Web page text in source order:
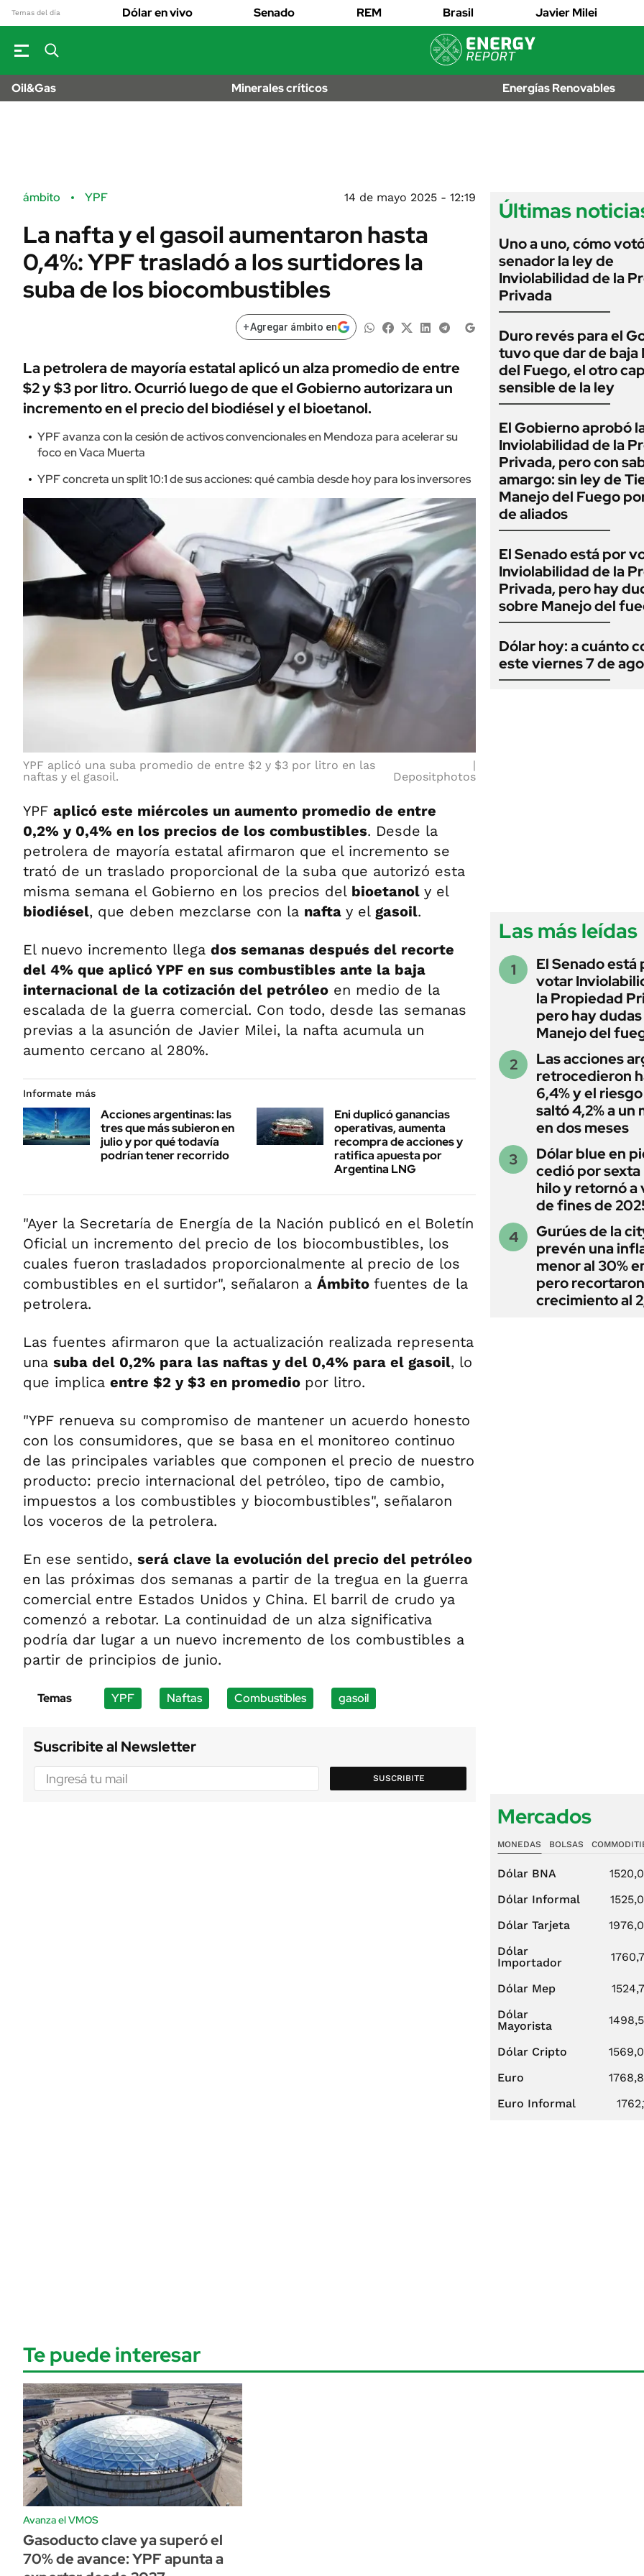
Temas del día Dólar en vivo Senado REM Brasil Javier Milei
Banco de Datos
FINANZAS
Dólar
Real Estate
Sustentabilidad
ENERGY REPORT
POLÍTICA
OPINIÓN
ESPECTÁCULOS
EDICTOS
Oil&Gas Minerales críticos Energías Renovables
ámbito YPF 14 de mayo 2025 - 12:19
La nafta y el gasoil aumentaron hasta
0,4%: YPF trasladó a los surtidores la
suba de los biocombustibles
+Agregar ámbito en
La petrolera de mayoría estatal aplicó un alza promedio de entre
$2 y $3 por litro. Ocurrió luego de que el Gobierno autorizara un
incremento en el precio del biodiésel y el bioetanol.
YPF avanza con la cesión de activos convencionales en Mendoza para acelerar su
foco en Vaca Muerta
YPF concreta un split 10:1 de sus acciones: qué cambia desde hoy para los inversores
YPF aplicó una suba promedio de entre $2 y $3 por litro en las
naftas y el gasoil.
Depositphotos
YPF aplicó este miércoles un aumento promedio de entre
0,2% y 0,4% en los precios de los combustibles. Desde la
petrolera de mayoría estatal afirmaron que el incremento se
trató de un traslado proporcional de la suba que autorizó esta
misma semana el Gobierno en los precios del bioetanol y el
biodiésel, que deben mezclarse con la nafta y el gasoil.
El nuevo incremento llega dos semanas después del recorte
del 4% que aplicó YPF en sus combustibles ante la baja
internacional de la cotización del petróleo en medio de la
escalada de la guerra comercial. Con todo, desde las semanas
previas a la asunción de Javier Milei, la nafta acumula un
aumento cercano al 280%.
Informate más
Acciones argentinas: las
tres que más subieron en
julio y por qué todavía
podrían tener recorrido
Eni duplicó ganancias
operativas, aumenta
recompra de acciones y
ratifica apuesta por
Argentina LNG
"Ayer la Secretaría de Energía de la Nación publicó en el Boletín
Oficial un incremento del precio de los biocombustibles, los
cuales fueron trasladados proporcionalmente al precio de los
combustibles en el surtidor", señalaron a Ámbito fuentes de la
petrolera.
Las fuentes afirmaron que la actualización realizada representa
una suba del 0,2% para las naftas y del 0,4% para el gasoil, lo
que implica entre $2 y $3 en promedio por litro.
"YPF renueva su compromiso de mantener un acuerdo honesto
con los consumidores, que se basa en el monitoreo continuo
de las principales variables que componen el precio de nuestro
producto: precio internacional del petróleo, tipo de cambio,
impuestos a los combustibles y biocombustibles", señalaron
los voceros de la petrolera.
En ese sentido, será clave la evolución del precio del petróleo
en las próximas dos semanas a partir de la tregua en la guerra
comercial entre Estados Unidos y China. El barril de crudo ya
comenzó a rebotar. La continuidad de un alza significativa
podría dar lugar a un nuevo incremento de los combustibles a
partir de principios de junio.
Temas YPF Naftas Combustibles gasoil
Suscribite al Newsletter
SUSCRIBITE
Últimas
Uno a uno, cómo
senador la ley de
Inviolabilidad de la
Privada
Duro revés para el
tuvo que dar de baja
del Fuego, el otro
sensible de la ley
El Gobierno aprobó
Inviolabilidad de la
Privada, pero con
amargo: sin ley de
Manejo del Fuego
de aliados
El Senado está por
Inviolabilidad de la
Privada, pero hay
sobre Manejo del
Dólar hoy: a cuánto
este viernes 7 de
Las más leídas
El Senado está
votar
la Propiedad
pero hay
Manejo del
Las acciones
retrocedieron
6,4% y el
saltó 4,2% a un
en dos meses
Dólar blue en
cedió por sexta
hilo y retornó a
de fines de
Gurúes de la
prevén una
menor al 30%
pero
crecimiento al
Mercados
MONEDAS BOLSAS
Dólar BNA
Dólar Informal
Dólar Tarjeta
Dólar
Importador
Dólar Mep
Dólar
Mayorista
Dólar Cripto
Euro
Euro Informal
Te puede interesar
Avanza el VMOS
Gasoducto clave ya superó el
70% de avance: YPF apunta a